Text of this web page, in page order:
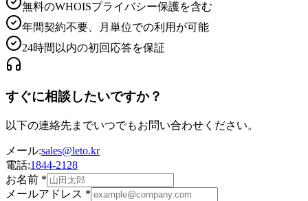
無料のWHOISプライバシー保護を含む
年間契約不要、月単位での利用が可能
24時間以内の初回応答を保証
すぐに相談したいですか？
以下の連絡先までいつでもお問い合わせください。
メール:sales@leto.kr
電話:1844-2128
お名前 *
メールアドレス *